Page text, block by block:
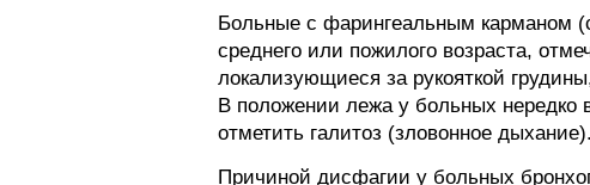
Больные с фарингеальным карманом
среднего или пожилого возраста,
локализующиеся за рукояткой
В положении лежа у больных нередко
отметить галитоз (зловонное дыхание).
Причиной дисфагии у больных